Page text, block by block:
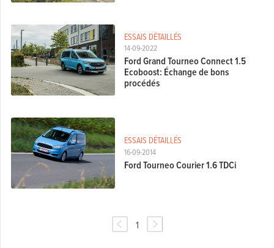
14-09-2022
ESSAIS DÉTAILLÉS
Ford Grand Tourneo Connect 1.5
Ecoboost: Échange de bons
procédés
16-09-2014
ESSAIS DÉTAILLÉS
Ford Tourneo Courier 1.6 TDCi
1